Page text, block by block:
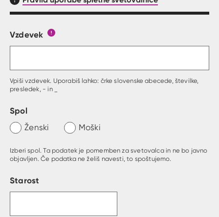
Obrazec, kjer lahko zastaviš vprašanje
Vzdevek
Vpiši vzdevek. Uporabiš lahko: črke slovenske abecede, številke,
presledek, - in _
Spol
Ženski Moški
Izberi spol. Ta podatek je pomemben za svetovalca in ne bo javno
objavljen. Če podatka ne želiš navesti, to spoštujemo.
Starost